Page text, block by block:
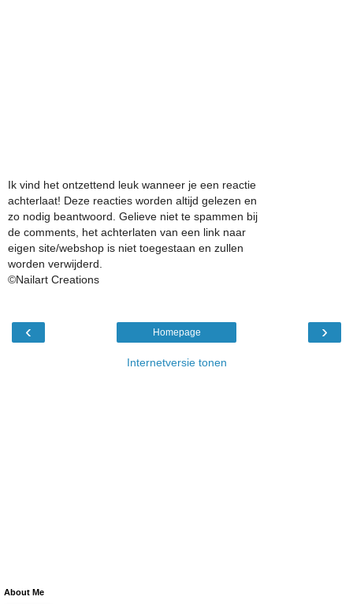
Ik vind het ontzettend leuk wanneer je een reactie
achterlaat! Deze reacties worden altijd gelezen en
zo nodig beantwoord. Gelieve niet te spammen bij
de comments, het achterlaten van een link naar
eigen site/webshop is niet toegestaan en zullen
worden verwijderd.
©Nailart Creations
‹ ›
Homepage
Internetversie tonen
About Me